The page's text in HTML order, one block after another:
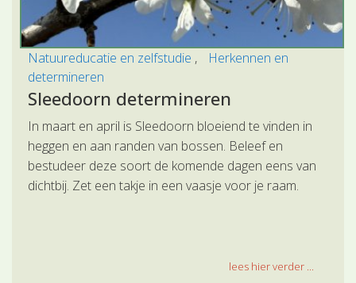
Natuureducatie en zelfstudie
Herkennen en
determineren
Sleedoorn determineren
In maart en april is Sleedoorn bloeiend te vinden in
heggen en aan randen van bossen. Beleef en
bestudeer deze soort de komende dagen eens van
dichtbij. Zet een takje in een vaasje voor je raam.
lees hier verder ...